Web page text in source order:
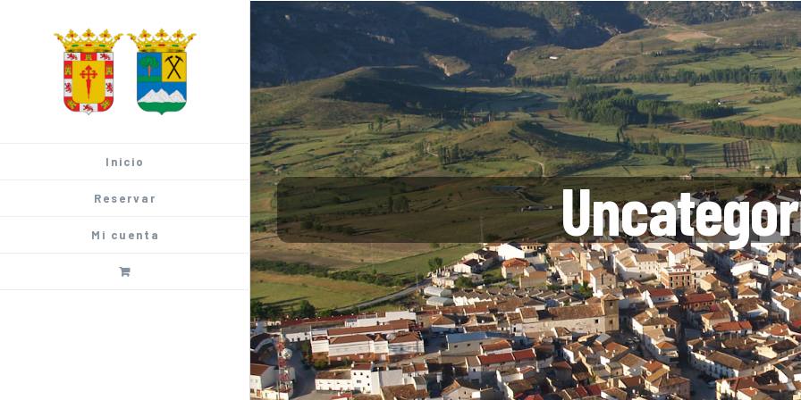
contenido
Inicio
Reservar
Mi cuenta